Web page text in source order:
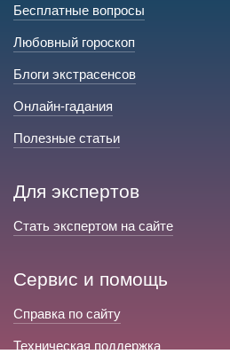
Бесплатные вопросы
Любовный гороскоп
Блоги экстрасенсов
Онлайн-гадания
Полезные статьи
Для экспертов
Стать экспертом на сайте
Сервис и помощь
Справка по сайту
Техническая поддержка